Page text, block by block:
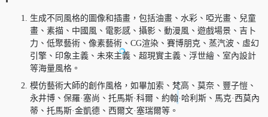
生成不同風格的圖像和插畫，包括油畫、水彩、啞光畫、兒童
畫、素描、中國風、電影感、攝影、動漫風、遊戲場景、吉卜
力、低聚藝術、像素藝術、CG渲染、賽博朋克、蒸汽波、虛幻
引擎、印象主義、未來主義、超現實主義、浮世繪、室內設計
等海量風格。
模仿藝術大師的創作風格，如畢加索、梵高、莫奈、豐子愷、
永井博、保羅·塞尚、托馬斯·科爾、約翰·哈利斯、馬克·西莫內
蒂、托馬斯·金凱德、西爾文·塞瑞爾等。